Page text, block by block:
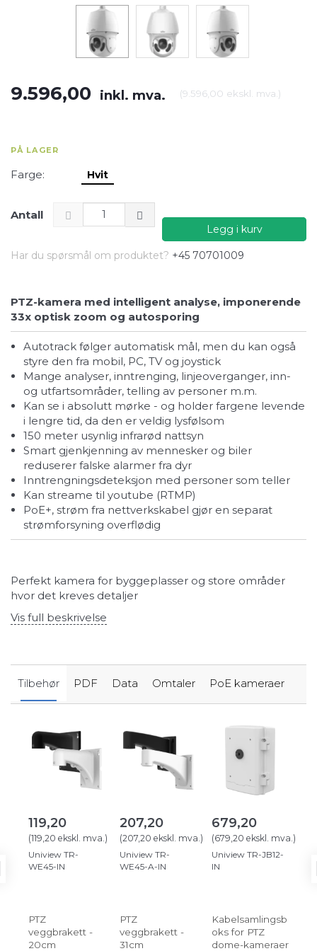
9.596,00 inkl. mva. (9.596,00 ekskl. mva. )
PÅ LAGER
Farge: Hvit
Antall
Legg i kurv
Har du spørsmål om produktet? +45 70701009
PTZ-kamera med intelligent analyse, imponerende
33x optisk zoom og autosporing
autotrack følger automatisk mål, men du kan også
styre den fra mobil, PC, TV og joystick
mange analyser, inntrenging, linjeoverganger, inn-
og utfartsområder, telling av personer m.m.
kan se i absolutt mørke - og holder fargene levende
i lengre tid, da den er veldig lysfølsom
150 meter usynlig infrarød nattsyn
smart gjenkjenning av mennesker og biler
reduserer falske alarmer fra dyr
inntrengningsdeteksjon med personer som teller
kan streame til youtube (RTMP)
PoE+, strøm fra nettverkskabel gjør en separat
strømforsyning overflødig
Perfekt kamera for byggeplasser og store områder
hvor det kreves detaljer
Vis full beskrivelse
Tilbehør PDF Data Omtaler PoE kameraer
119,20
(119,20 ekskl. mva.)
Uniview TR-
WE45-IN
PTZ
veggbrakett -
20cm
207,20
(207,20 ekskl. mva.)
Uniview TR-
WE45-A-IN
PTZ
veggbrakett -
31cm
679,20
(679,20 ekskl. mva.)
Uniview TR-JB12-
IN
Kabelsamlingsb
oks for PTZ
dome-kameraer